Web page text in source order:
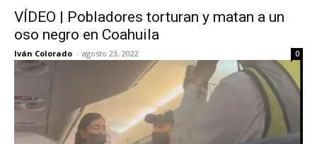
VÍDEO | Pobladores torturan y matan a un
oso negro en Coahuila
Iván Colorado - agosto 23, 2022 0